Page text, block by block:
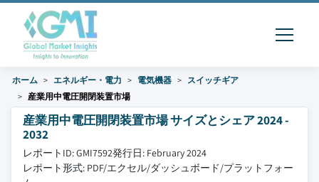
ホーム エネルギー・電力 電気機器
スイッチギア
産業用中電圧開閉装置市場
産業用中電圧開閉装置市場 サイズとシェア 2024 -
2032
レポートID: GMI7592発行日: February 2024
レポート形式: PDF/エクセル/ダッシュボード/プラットフォー